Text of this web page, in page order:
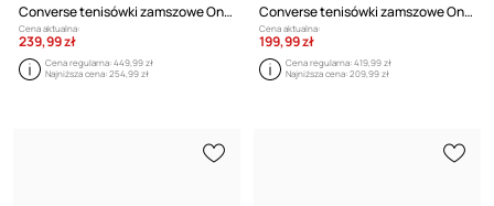
Converse tenisówki zamszowe One Star Academy Pro
Cena aktualna:
239,99 zł
Cena regularna:449,99 zł
Najniższa cena:254,99 zł
Converse tenisówki zamszowe One Star 95
Cena aktualna:
199,99 zł
Cena regularna:419,99 zł
Najniższa cena:209,99 zł